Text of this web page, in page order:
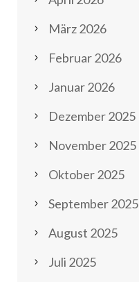
März 2026
Februar 2026
Januar 2026
Dezember 2025
November 2025
Oktober 2025
September 2025
August 2025
Juli 2025